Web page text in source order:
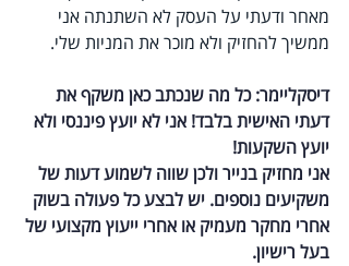
מאחר ודעתי על העסק לא השתנתה אני
ממשיך להחזיק ולא מוכר את המניות שלי.
דיסקליימר: כל מה שנכתב כאן משקף את
דעתי האישית בלבד! אני לא יועץ פיננסי ולא
יועץ השקעות!
אני מחזיק בנייר ולכן שווה לשמוע דעות של
משקיעים נוספים. יש לבצע כל פעולה בשוק
אחרי מחקר מעמיק או אחרי ייעוץ מקצועי של
בעל רישיון.